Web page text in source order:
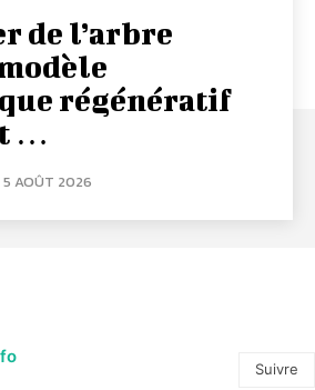
de l’arbre
régénératif
…
5 AOÛT 2026
Suivre